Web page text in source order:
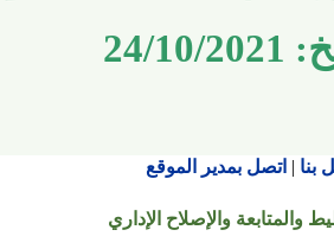
| اتصل بمدير الموقع
والإصلاح الإداري